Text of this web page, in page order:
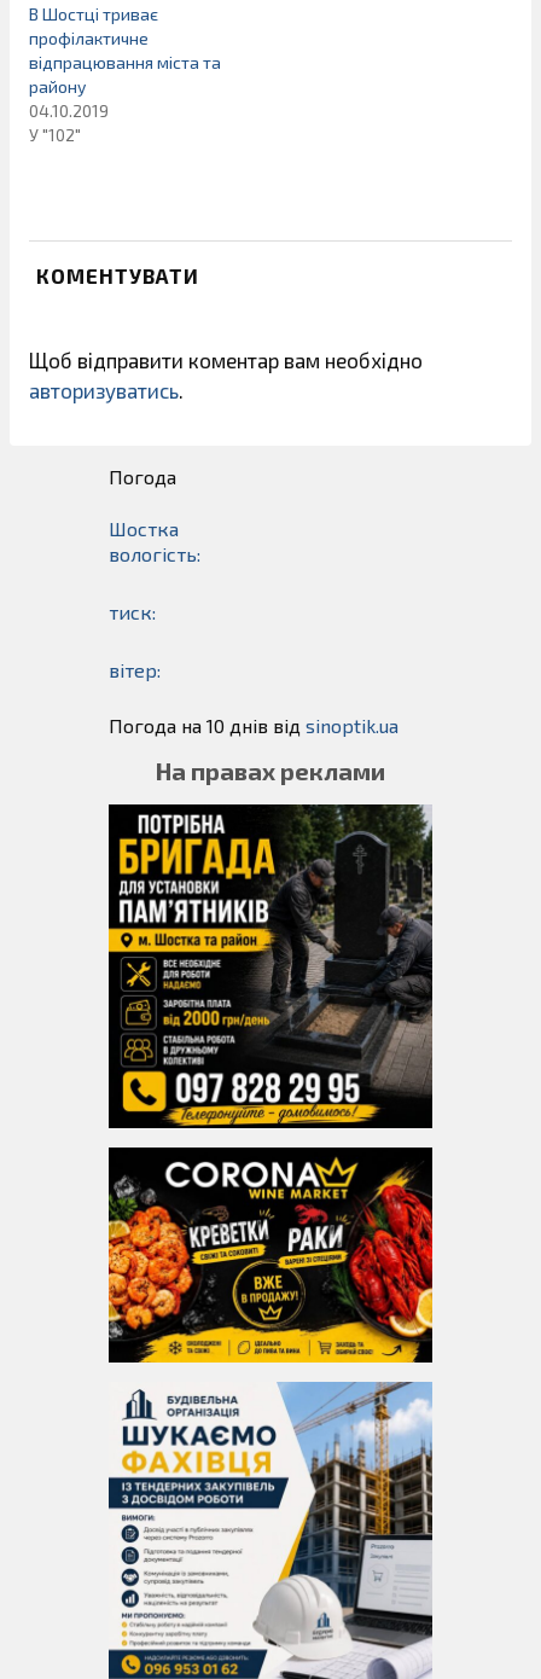
В Шостці триває
профілактичне
відпрацювання міста та
району
04.10.2019
У "102"
КОМЕНТУВАТИ
Щоб відправити коментар вам необхідно
авторизуватись
Погода
Шостка
вологість:
тиск:
вітер:
Погода на 10 днів від sinoptik.ua
На правах реклами